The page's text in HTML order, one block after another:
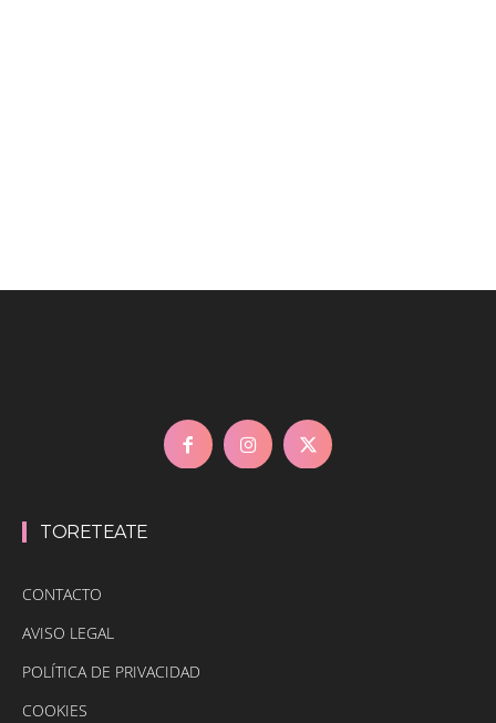
TORETEATE
CONTACTO
AVISO LEGAL
POLÍTICA DE PRIVACIDAD
COOKIES